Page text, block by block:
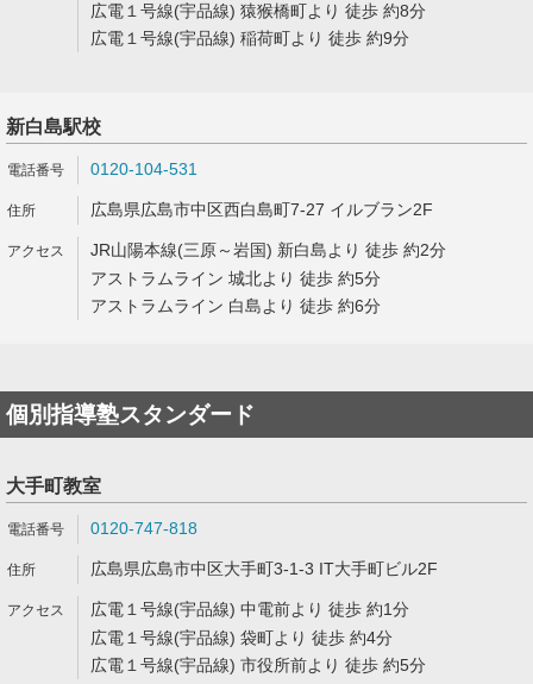
広電１号線(宇品線) 猿猴橋町より 徒歩 約8分
広電１号線(宇品線) 稲荷町より 徒歩 約9分
新白島駅校
0120-104-531
広島県広島市中区西白島町7-27 イルブラン2F
JR山陽本線(三原～岩国) 新白島より 徒歩 約2分
アストラムライン 城北より 徒歩 約5分
アストラムライン 白島より 徒歩 約6分
個別指導塾スタンダード
大手町教室
0120-747-818
広島県広島市中区大手町3-1-3 IT大手町ビル2F
広電１号線(宇品線) 中電前より 徒歩 約1分
広電１号線(宇品線) 袋町より 徒歩 約4分
広電１号線(宇品線) 市役所前より 徒歩 約5分